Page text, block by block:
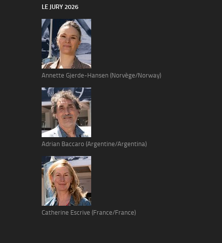
LE JURY 2026
Annette Gjerde-Hansen (Norvège/Norway)
Adrian Baccaro (Argentine/Argentina)
Catherine Escrive (France/France)